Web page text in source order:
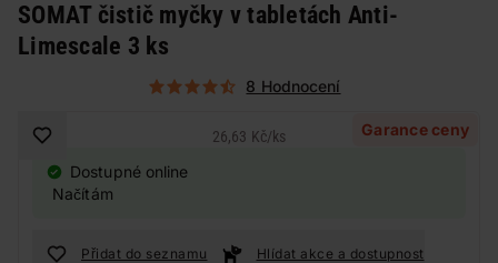
SOMAT čistič myčky v tabletách Anti-
Limescale 3 ks
8 Hodnocení
Garance ceny
26,63 Kč/ks
Dostupné online
Načítám
Přidat do seznamu Hlídat akce a dostupnost